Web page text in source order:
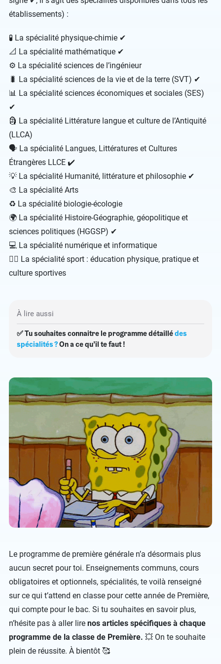
établissements) :
🧪 La spécialité physique-chimie ✔
📐 La spécialité mathématique ✔
⚙ La spécialité sciences de l’ingénieur
🐛 La spécialité sciences de la vie et de la terre (SVT) ✔
📊 La spécialité sciences économiques et sociales (SES)
✔
🗿 La spécialité Littérature langue et culture de l’Antiquité
(LLCA)
🗣 La spécialité Langues, Littératures et Cultures
Étrangères LLCE ✔
💡 La spécialité Humanité, littérature et philosophie ✔
🎨 La spécialité Arts
♻ La spécialité biologie-écologie
🌍 La spécialité Histoire-Géographie, géopolitique et
sciences politiques (HGGSP) ✔
💻 La spécialité numérique et informatique
🤾‍♀️ La spécialité sport : éducation physique, pratique et
culture sportives
À lire aussi
✅ Tu souhaites connaitre le programme détaillédes
spécialités ?On a ce qu’il te faut !
Le programme de première générale n’a désormais plus
aucun secret pour toi. Enseignements communs, cours
obligatoires et optionnels, spécialités, te voilà renseigné
sur ce qui t’attend en classe pour cette année de Première,
qui compte pour le bac. Si tu souhaites en savoir plus,
n’hésite pas à aller lire nos articles spécifiques à chaque
programme de la classe de Première. 💥 On te souhaite
plein de réussite. À bientôt 🥰